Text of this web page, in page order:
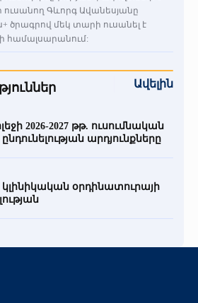
ուսանող Գևորգ Ավանեսյանը
ծրագրով մեկ տարի ուսանել է
համալսարանում:
Ավելին
2026-2027 թթ. ուսումնական
արդյունքները
կլինիկական օրդինատուրայի